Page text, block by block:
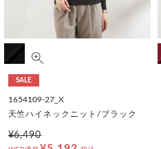
SALE
1654109-27_X
天竺ハイネックニット/ブラック
¥6,490